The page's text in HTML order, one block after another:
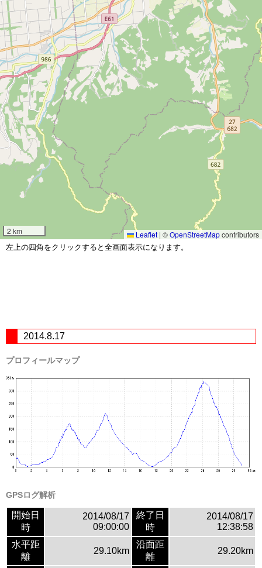
2 km Leaflet | ©OpenStreetMapcontributors
左上の四角をクリックすると全画面表示になります。
2014.8.17
プロフィールマップ
GPSログ解析
開始日
時
2014/08/17
09:00:00
終了日
時
2014/08/17
12:38:58
水平距
離
29.10km
沿面距
離
29.20km